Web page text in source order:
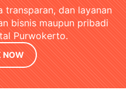
transparan, dan layanan
bisnis maupun pribadi
Purwokerto.
NOW